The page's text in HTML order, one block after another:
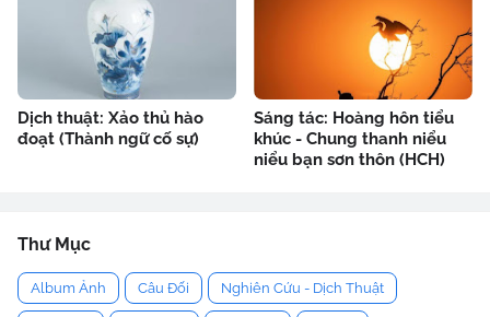
Dịch thuật: Xảo thủ hào
đoạt (Thành ngữ cố sự)
Sáng tác: Hoàng hôn tiểu
khúc - Chung thanh niểu
niểu bạn sơn thôn (HCH)
Thư Mục
Album Ảnh Câu Đối Nghiên Cứu - Dịch Thuật